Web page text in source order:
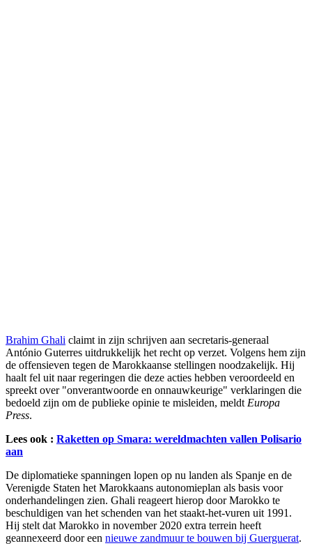
Brahim Ghali claimt in zijn schrijven aan secretaris-generaal
António Guterres uitdrukkelijk het recht op verzet. Volgens hem zijn
de offensieven tegen de Marokkaanse stellingen noodzakelijk. Hij
haalt fel uit naar regeringen die deze acties hebben veroordeeld en
spreekt over "onverantwoorde en onnauwkeurige" verklaringen die
bedoeld zijn om de publieke opinie te misleiden, meldt Europa
Press.
Lees ook : Raketten op Smara: wereldmachten vallen Polisario
aan
De diplomatieke spanningen lopen op nu landen als Spanje en de
Verenigde Staten het Marokkaans autonomieplan als basis voor
onderhandelingen zien. Ghali reageert hierop door Marokko te
beschuldigen van het schenden van het staakt-het-vuren uit 1991.
Hij stelt dat Marokko in november 2020 extra terrein heeft
geannexeerd door een nieuwe zandmuur te bouwen bij Guerguerat.